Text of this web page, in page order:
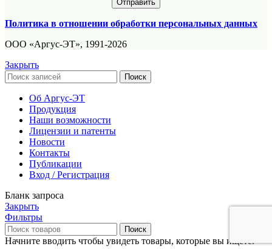
Политика в отношении обработки персональных данных
ООО «Аргус-ЭТ», 1991-2026
Закрыть
Поиск
Об Аргус-ЭТ
Продукция
Наши возможности
Лицензии и патенты
Новости
Контакты
Публикации
Вход / Регистрация
Бланк запроса
Закрыть
Фильтры
Поиск
Начните вводить чтобы увидеть товары, которые вы ищете.